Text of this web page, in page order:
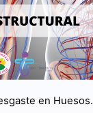
en Huesos.